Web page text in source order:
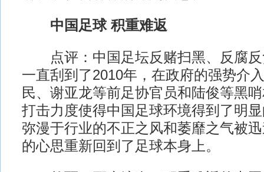
中国足球 积重难返
点评：中国足坛反赌扫黑、反腐反
一直刮到了2010年，在政府的强势介
民、谢亚龙等前足协官员和陆俊等黑
打击力度使得中国足球环境得到了明
弥漫于行业的不正之风和萎靡之气被
的心思重新回到了足球本身上。